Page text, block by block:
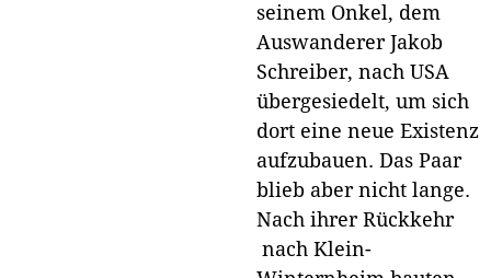
seinem Onkel, dem
Auswanderer Jakob
Schreiber, nach USA
übergesiedelt, um sich
dort eine neue Existenz
aufzubauen. Das Paar
blieb aber nicht lange.
Nach ihrer Rückkehr
nach Klein-